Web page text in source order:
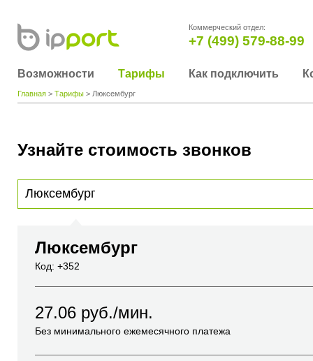
Коммерческий отдел:
+7 (499) 579-88-99
Возможности Тарифы Как подключить
Главная > Тарифы > Люксембург
Узнайте стоимость звонков
Люксембург
Код: +352
27.06 руб./мин.
Без минимального ежемесячного платежа